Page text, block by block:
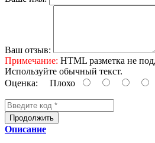
Ваш отзыв:
Примечание: HTML разметка не
Используйте обычный текст.
Оценка: Плохо
Продолжить
Описание